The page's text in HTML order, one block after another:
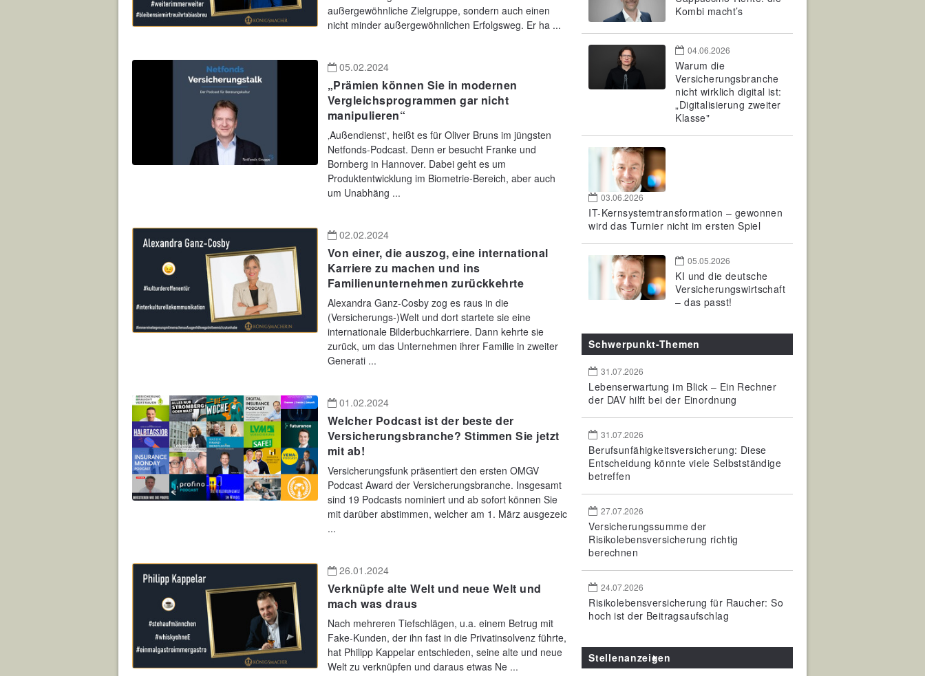
außergewöhnliche Zielgruppe, sondern auch einen
nicht minder außergewöhnlichen Erfolgsweg. Er ha ...
05.02.2024
„Prämien können Sie in modernen
Vergleichsprogrammen gar nicht
manipulieren“
‚Außendienst‘, heißt es für Oliver Bruns im jüngsten
Netfonds-Podcast. Denn er besucht Franke und
Bornberg in Hannover. Dabei geht es um
Produktentwicklung im Biometrie-Bereich, aber auch
um Unabhäng ...
02.02.2024
Von einer, die auszog, eine international
Karriere zu machen und ins
Familienunternehmen zurückkehrte
Alexandra Ganz-Cosby zog es raus in die
(Versicherungs-)Welt und dort startete sie eine
internationale Bilderbuchkarriere. Dann kehrte sie
zurück, um das Unternehmen ihrer Familie in zweiter
Generati ...
01.02.2024
Welcher Podcast ist der beste der
Versicherungsbranche? Stimmen Sie jetzt
mit ab!
Versicherungsfunk präsentiert den ersten OMGV
Podcast Award der Versicherungsbranche. Insgesamt
sind 19 Podcasts nominiert und ab sofort können Sie
mit darüber abstimmen, welcher am 1. März ausgezeic
...
26.01.2024
Verknüpfe alte Welt und neue Welt und
mach was draus
Nach mehreren Tiefschlägen, u.a. einem Betrug mit
Fake-Kunden, der ihn fast in die Privatinsolvenz führte,
hat Philipp Kappelar entschieden, seine alte und neue
Welt zu verknüpfen und daraus etwas Ne ...
Kombi macht’s
04.06.2026
Warum die
Versicherungsbranche
nicht wirklich digital ist:
„Digitalisierung zweiter
Klasse"
03.06.2026
IT-Kernsystemtransformation – gewonnen
wird das Turnier nicht im ersten Spiel
05.05.2026
KI und die deutsche
Versicherungswirtschaft
– das passt!
Schwerpunkt-Themen
31.07.2026
Lebenserwartung im Blick – Ein Rechner
der DAV hilft bei der Einordnung
31.07.2026
Berufsunfähigkeitsversicherung: Diese
Entscheidung könnte viele Selbstständige
betreffen
27.07.2026
Versicherungssumme der
Risikolebensversicherung richtig
berechnen
24.07.2026
Risikolebensversicherung für Raucher: So
hoch ist der Beitragsaufschlag
Stellenanzeigen